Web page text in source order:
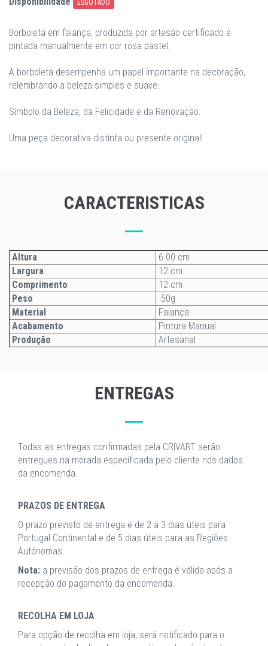
ESGOTADO
Borboleta em faiança, produzida por artesão certificado e
pintada manualmente em cor rosa pastel.
A borboleta desempenha um papel importante na decoração,
relembrando a beleza simples e suave.
Símbolo da Beleza, da Felicidade e da Renovação.
​Uma peça decorativa distinta ou presente original!
CARACTERISTICAS
Altura
6.00 cm
Largura
12 cm
Comprimento
12 cm
Peso
50g
Material
Faiança
Acabamento
Pintura Manual
Produção
Artesanal
ENTREGAS
Todas as entregas confirmadas pela CRIVART serão
entregues na morada especificada pelo cliente nos dados
da encomenda.
PRAZOS DE ENTREGA
O prazo previsto de entrega é de 2 a 3 dias úteis para
Portugal Continental e de 5 dias úteis para as Regiões
Autónomas.
Nota: a previsão dos prazos de entrega é válida após a
recepção do pagamento da encomenda.
RECOLHA EM LOJA
Para opção de recolha em loja, será notificado para o